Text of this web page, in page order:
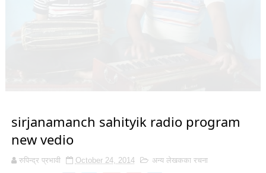
sirjanamanch sahityik radio program
new vedio
रुपिन्द्र प्रभावी October 24, 2014 अन्य लेखकका रचना